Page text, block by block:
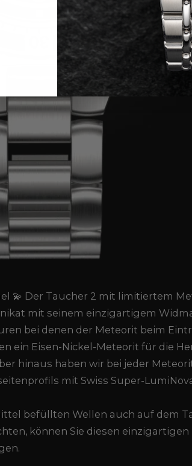
💫 Der Taucher 2 mit limitiertem
mit seinem einzigartigem
bei denen der Meteorit beim
ein Eisen-Nickel-Meteorit für die
hinaus haben wir bei jeder
mit Swiss Super-
befüllten Wellen auch auf dem
können Sie diesen einzigartigen